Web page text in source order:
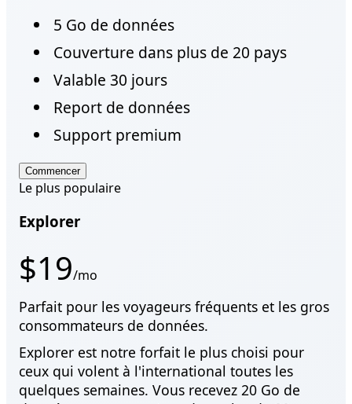
5 Go de données
Couverture dans plus de 20 pays
Valable 30 jours
Report de données
Support premium
Commencer
Le plus populaire
Explorer
$19/mo
Parfait pour les voyageurs fréquents et les gros
consommateurs de données.
Explorer est notre forfait le plus choisi pour
ceux qui volent à l'international toutes les
quelques semaines. Vous recevez 20 Go de